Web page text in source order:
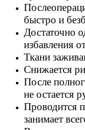
быстро и
Достаточно
избавления
Ткани
Снижается
После
не остается
Проводится
занимает